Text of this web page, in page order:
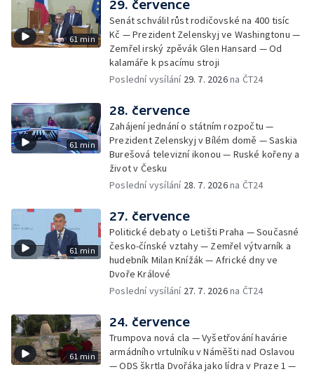
61 min
29. července
Senát schválil růst rodičovské na 400 tisíc
Kč — Prezident Zelenskyj ve Washingtonu —
Zemřel irský zpěvák Glen Hansard — Od
kalamáře k psacímu stroji
Poslední vysílání 29. 7. 2026na ČT24
61 min
28. července
Zahájení jednání o státním rozpočtu —
Prezident Zelenskyj v Bílém domě — Saskia
Burešová televizní ikonou — Ruské kořeny a
život v Česku
Poslední vysílání 28. 7. 2026na ČT24
61 min
27. července
Politické debaty o Letišti Praha — Současné
česko-čínské vztahy — Zemřel výtvarník a
hudebník Milan Knížák — Africké dny ve
Dvoře Králové
Poslední vysílání 27. 7. 2026na ČT24
61 min
24. července
Trumpova nová cla — Vyšetřování havárie
armádního vrtulníku v Náměšti nad Oslavou
— ODS škrtla Dvořáka jako lídra v Praze 1 —